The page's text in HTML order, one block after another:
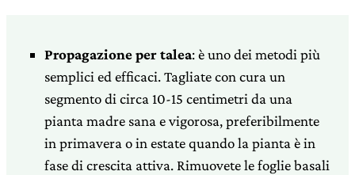
Propagazione per talea: è uno dei metodi più
semplici ed efficaci. Tagliate con cura un
segmento di circa 10-15 centimetri da una
pianta madre sana e vigorosa, preferibilmente
in primavera o in estate quando la pianta è in
fase di crescita attiva. Rimuovete le foglie basali